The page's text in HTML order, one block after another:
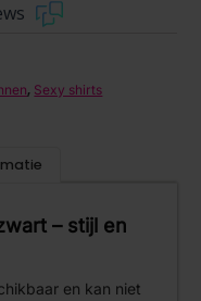
, Sexy shirts
– stijl en
en kan niet